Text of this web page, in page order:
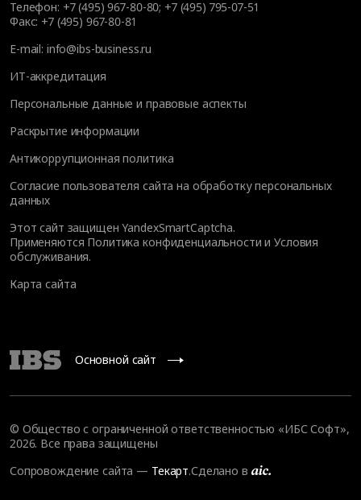
Телефон: +7 (495) 967-80-80; +7 (495) 795-07-51
Факс: +7 (495) 967-80-81
E-mail: info@ibs-business.ru
ИТ-аккредитация
Персональные данные и правовые аспекты
Раскрытие информации
Антикоррупционная политика
Согласие пользователя сайта на обработку персональных
данных
Этот сайт защищен YandexSmartCaptcha.
Применяются Политика конфиденциальности иУсловия
обслуживания.
Карта сайта
Основной сайт
© Общество с ограниченной ответственностью «ИБС Софт»,
2026. Все права защищены
Сопровождение сайта — Текарт.Сделано в